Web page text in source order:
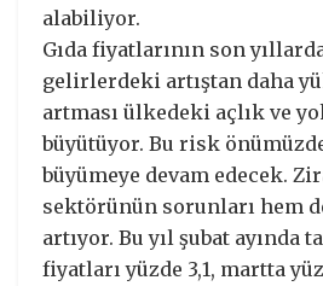
alabiliyor.
Gıda fiyatlarının son
gelirlerdeki artıştan daha
artması ülkedeki açlık ve
büyütüyor. Bu risk
büyümeye devam edecek.
sektörünün sorunları hem
artıyor. Bu yıl şubat ayında
fiyatları yüzde 3,1, martta